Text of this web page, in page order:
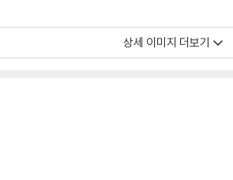
상세 이미지 더보기